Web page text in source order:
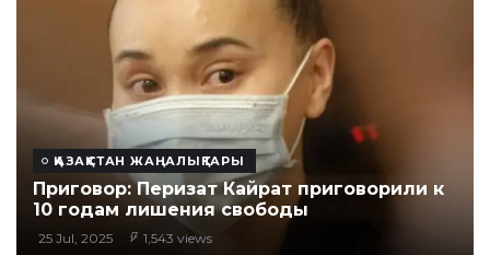
ҚАЗАҚСТАН ЖАҢАЛЫҚТАРЫ
Приговор: Перизат Кайрат приговорили к
10 годам лишения свободы
25 Jul, 2025 1,543 views